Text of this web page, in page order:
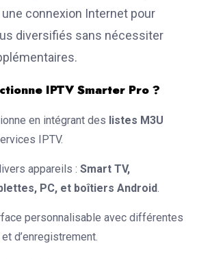
connexion Internet pour
diversifiés sans nécessiter
IPTV Smarter Pro ?
en intégrant des listes M3U
IPTV.
appareils : Smart TV,
PC, et boîtiers Android.
personnalisable avec différentes
d’enregistrement.